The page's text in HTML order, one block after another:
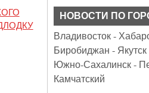
НОВОСТИ ПО
Владивосток-
Биробиджан - Якутск
Южно-Сахалинск-
Камчатский